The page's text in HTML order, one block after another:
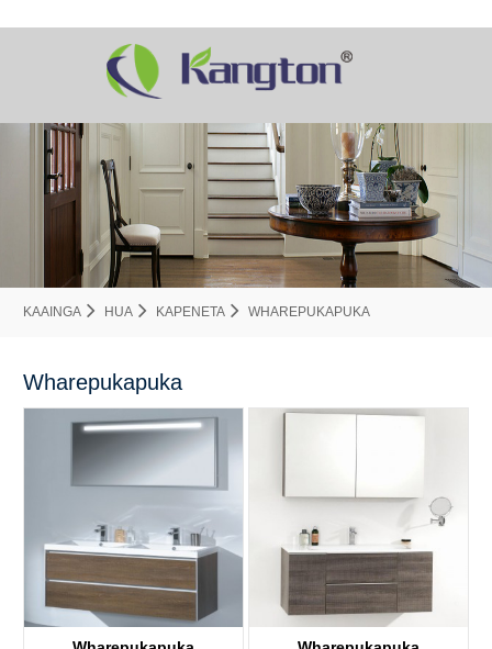
KAAINGA HUA KAPENETA WHAREPUKAPUKA
Wharepukapuka